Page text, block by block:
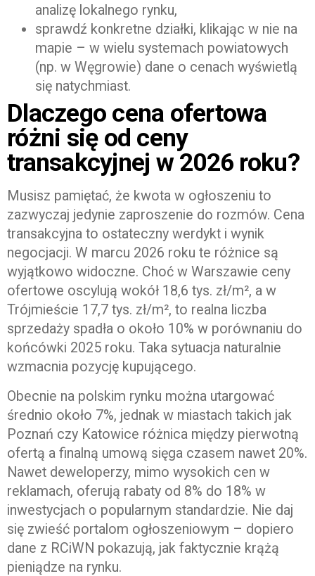
analizę lokalnego rynku,
sprawdź konkretne działki, klikając w nie na
mapie – w wielu systemach powiatowych
(np. w Węgrowie) dane o cenach wyświetlą
się natychmiast.
Dlaczego cena ofertowa
różni się od ceny
transakcyjnej w 2026 roku?
Musisz pamiętać, że kwota w ogłoszeniu to
zazwyczaj jedynie zaproszenie do rozmów. Cena
transakcyjna to ostateczny werdykt i wynik
negocjacji. W marcu 2026 roku te różnice są
wyjątkowo widoczne. Choć w Warszawie ceny
ofertowe oscylują wokół 18,6 tys. zł/m², a w
Trójmieście 17,7 tys. zł/m², to realna liczba
sprzedaży spadła o około 10% w porównaniu do
końcówki 2025 roku. Taka sytuacja naturalnie
wzmacnia pozycję kupującego.
Obecnie na polskim rynku można utargować
średnio około 7%, jednak w miastach takich jak
Poznań czy Katowice różnica między pierwotną
ofertą a finalną umową sięga czasem nawet 20%.
Nawet deweloperzy, mimo wysokich cen w
reklamach, oferują rabaty od 8% do 18% w
inwestycjach o popularnym standardzie. Nie daj
się zwieść portalom ogłoszeniowym – dopiero
dane z RCiWN pokazują, jak faktycznie krążą
pieniądze na rynku.